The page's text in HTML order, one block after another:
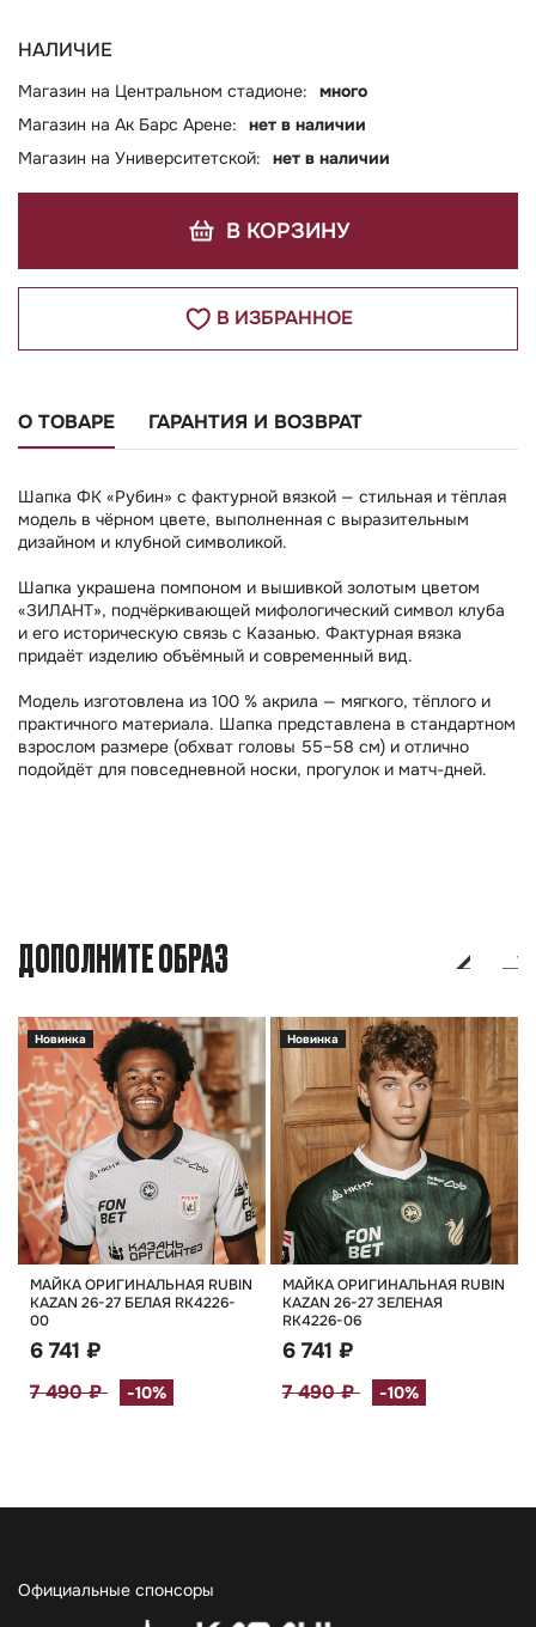
О ТОВАРЕ ГАРАНТИЯ И ВОЗВРАТ
Шапка ФК «Рубин» с фактурной вязкой — стильная и тёплая
модель в чёрном цвете, выполненная с выразительным
дизайном и клубной символикой.
Шапка украшена помпоном и вышивкой золотым цветом
«ЗИЛАНТ», подчёркивающей мифологический символ клуба
и его историческую связь с Казанью. Фактурная вязка
придаёт изделию объёмный и современный вид.
Модель изготовлена из 100 % акрила — мягкого, тёплого и
практичного материала. Шапка представлена в стандартном
взрослом размере (обхват головы 55–58 см) и отлично
подойдёт для повседневной носки, прогулок и матч-дней.
НАЛИЧИЕ
Магазин на Центральном стадионе:
много
Магазин на Ак Барс Арене:
нет в наличии
Магазин на Университетской:
нет в наличии
В КОРЗИНУ
В ИЗБРАННОЕ
ДОПОЛНИТЕ ОБРАЗ
Новинка
МАЙКА ОРИГИНАЛЬНАЯ RUBIN
KAZAN 26-27 БЕЛАЯ RK4226-
00
6 741 ₽
7 490 ₽ -10%
Новинка
МАЙКА ОРИГИНАЛЬНАЯ RUBIN
KAZAN 26-27 ЗЕЛЕНАЯ
RK4226-06
6 741 ₽
7 490 ₽ -10%
Официальные спонсоры